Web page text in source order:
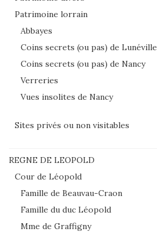
Patrimoine lorrain
Abbayes
Coins secrets (ou pas) de Lunéville
Coins secrets (ou pas) de Nancy
Verreries
Vues insolites de Nancy
Sites privés ou non visitables
REGNE DE LEOPOLD
Cour de Léopold
Famille de Beauvau-Craon
Famille du duc Léopold
Mme de Graffigny